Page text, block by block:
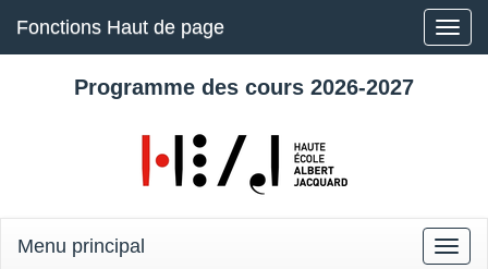
Toggle
Fonctions Haut de page
Programme des cours 2026-2027
Toggle
Menu principal